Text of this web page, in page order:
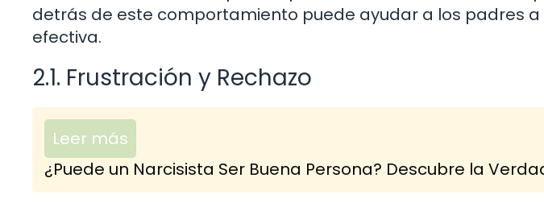
detrás de este comportamiento puede ayudar a los padres
efectiva.
2.1. Frustración y Rechazo
Leer más
¿Puede un Narcisista Ser Buena Persona? Descubre la